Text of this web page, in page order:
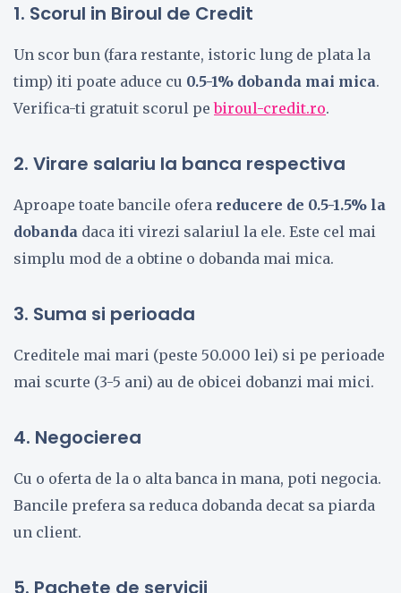
1. Scorul in Biroul de Credit
Un scor bun (fara restante, istoric lung de plata la
timp) iti poate aduce cu 0.5-1% dobanda mai mica.
Verifica-ti gratuit scorul pebiroul-credit.ro.
2. Virare salariu la banca respectiva
Aproape toate bancile ofera reducere de 0.5-1.5% la
dobanda daca iti virezi salariul la ele. Este cel mai
simplu mod de a obtine o dobanda mai mica.
3. Suma si perioada
Creditele mai mari (peste 50.000 lei) si pe perioade
mai scurte (3-5 ani) au de obicei dobanzi mai mici.
4. Negocierea
Cu o oferta de la o alta banca in mana, poti negocia.
Bancile prefera sa reduca dobanda decat sa piarda
un client.
5. Pachete de servicii